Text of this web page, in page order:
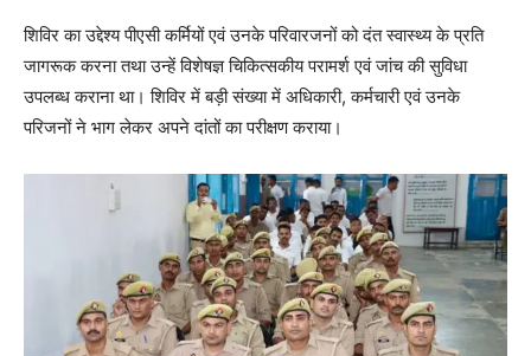
शिविर का उद्देश्य पीएसी कर्मियों एवं उनके परिवारजनों को दंत स्वास्थ्य के प्रति
जागरूक करना तथा उन्हें विशेषज्ञ चिकित्सकीय परामर्श एवं जांच की सुविधा
उपलब्ध कराना था। शिविर में बड़ी संख्या में अधिकारी, कर्मचारी एवं उनके
परिजनों ने भाग लेकर अपने दांतों का परीक्षण कराया।